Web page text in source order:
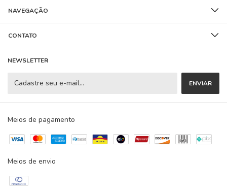
NAVEGAÇÃO
CONTATO
NEWSLETTER
Meios de pagamento
Meios de envio